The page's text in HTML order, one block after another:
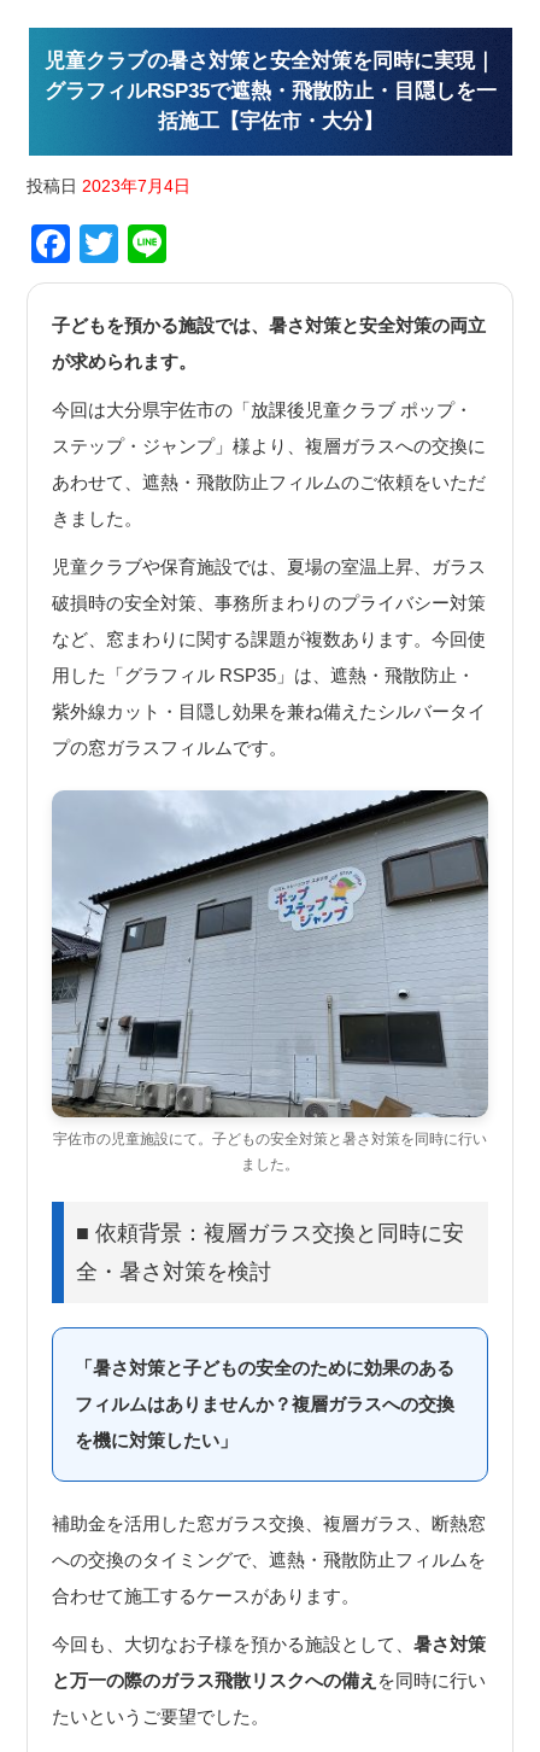
児童クラブの暑さ対策と安全対策を同時に実現｜
グラフィルRSP35で遮熱・飛散防止・目隠しを一
括施工【宇佐市・大分】
投稿日 2023年7月4日
Facebook
Twitter
子どもを預かる施設では、暑さ対策と安全対策の両立
が求められます。
今回は大分県宇佐市の「放課後児童クラブ ポップ・
ステップ・ジャンプ」様より、複層ガラスへの交換に
あわせて、遮熱・飛散防止フィルムのご依頼をいただ
きました。
児童クラブや保育施設では、夏場の室温上昇、ガラス
破損時の安全対策、事務所まわりのプライバシー対策
など、窓まわりに関する課題が複数あります。今回使
用した「グラフィル RSP35」は、遮熱・飛散防止・
紫外線カット・目隠し効果を兼ね備えたシルバータイ
プの窓ガラスフィルムです。
宇佐市の児童施設にて。子どもの安全対策と暑さ対策を同時に行い
ました。
■ 依頼背景：複層ガラス交換と同時に安
全・暑さ対策を検討
「暑さ対策と子どもの安全のために効果のある
フィルムはありませんか？複層ガラスへの交換
を機に対策したい」
補助金を活用した窓ガラス交換、複層ガラス、断熱窓
への交換のタイミングで、遮熱・飛散防止フィルムを
合わせて施工するケースがあります。
今回も、大切なお子様を預かる施設として、暑さ対策
と万一の際のガラス飛散リスクへの備え を同時に行い
たいというご要望でした。